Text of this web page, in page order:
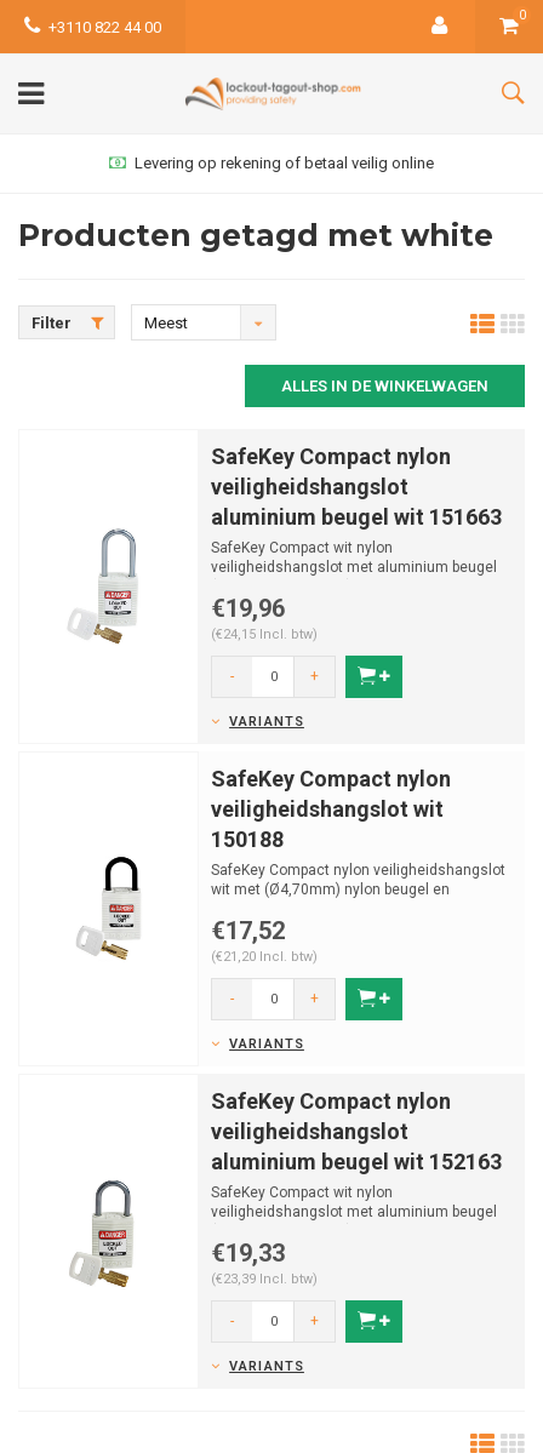
+3110 822 44 00
0
Levering op rekening of betaal veilig online
Producten getagd met white
Filter
Meest
ALLES IN DE WINKELWAGEN
SafeKey Compact nylon
veiligheidshangslot
aluminium beugel wit 151663
SafeKey Compact wit nylon
veiligheidshangslot met aluminium beugel
€19,96
(€24,15 Incl. btw)
- +
VARIANTS
SafeKey Compact nylon
veiligheidshangslot wit
150188
SafeKey Compact nylon veiligheidshangslot
wit met (Ø4,70mm) nylon beugel en
€17,52
(€21,20 Incl. btw)
- +
VARIANTS
SafeKey Compact nylon
veiligheidshangslot
aluminium beugel wit 152163
SafeKey Compact wit nylon
veiligheidshangslot met aluminium beugel
€19,33
(€23,39 Incl. btw)
- +
VARIANTS